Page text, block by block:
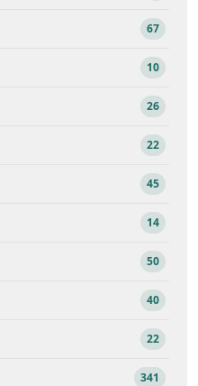
67
10
26
22
45
14
50
40
22
341